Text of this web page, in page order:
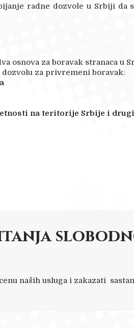
radne dozvole u Srbiji da
osnova za boravak stranaca u
dozvolu za privremeni boravak:
na teritorije Srbije i
naših usluga i zakazati